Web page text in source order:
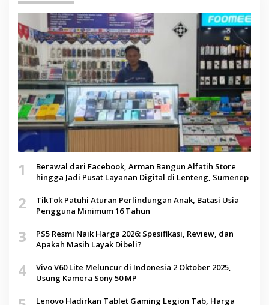
1
Berawal dari Facebook, Arman Bangun Alfatih Store
hingga Jadi Pusat Layanan Digital di Lenteng, Sumenep
2
TikTok Patuhi Aturan Perlindungan Anak, Batasi Usia
Pengguna Minimum 16 Tahun
3
PS5 Resmi Naik Harga 2026: Spesifikasi, Review, dan
Apakah Masih Layak Dibeli?
4
Vivo V60 Lite Meluncur di Indonesia 2 Oktober 2025,
Usung Kamera Sony 50 MP
Lenovo Hadirkan Tablet Gaming Legion Tab, Harga